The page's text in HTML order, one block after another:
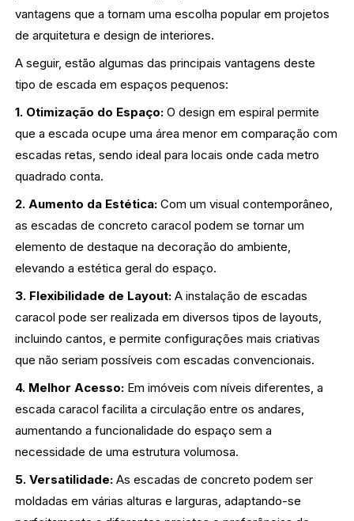
vantagens que a tornam uma escolha popular em projetos
de arquitetura e design de interiores.
A seguir, estão algumas das principais vantagens deste
tipo de escada em espaços pequenos:
1. Otimização do Espaço: O design em espiral permite
que a escada ocupe uma área menor em comparação com
escadas retas, sendo ideal para locais onde cada metro
quadrado conta.
2. Aumento da Estética: Com um visual contemporâneo,
as escadas de concreto caracol podem se tornar um
elemento de destaque na decoração do ambiente,
elevando a estética geral do espaço.
3. Flexibilidade de Layout: A instalação de escadas
caracol pode ser realizada em diversos tipos de layouts,
incluindo cantos, e permite configurações mais criativas
que não seriam possíveis com escadas convencionais.
4. Melhor Acesso: Em imóveis com níveis diferentes, a
escada caracol facilita a circulação entre os andares,
aumentando a funcionalidade do espaço sem a
necessidade de uma estrutura volumosa.
5. Versatilidade: As escadas de concreto podem ser
moldadas em várias alturas e larguras, adaptando-se